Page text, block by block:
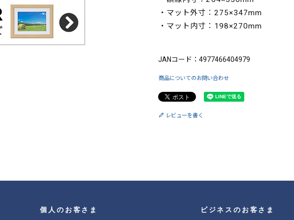
・マット外寸：275×347mm
・マット内寸：198×270mm
JANコード：4977466404979
商品についてのお問い合わせ
レビューを書く
個人のお客さま ビジネスのお客さま